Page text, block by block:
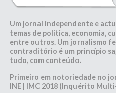
Um jornal independente e
temas de política, economia,
entre outros. Um jornalismo
contraditório é um princípio
tudo, com conteúdo.
Primeiro em notoriedade no
INE | IMC 2018 (Inquérito